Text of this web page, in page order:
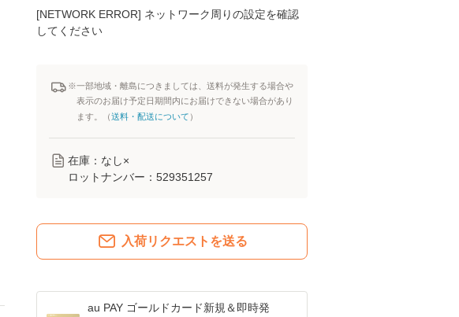
[NETWORK ERROR] ネットワーク周りの設定を確認
してください
※一部地域・離島につきましては、送料が発生する場合や
表示のお届け予定日期間内にお届けできない場合があり
ます。（送料・配送について ）
在庫：なし×
ロットナンバー： 529351257
入荷リクエストを送る
au PAY ゴールドカード新規＆即時発